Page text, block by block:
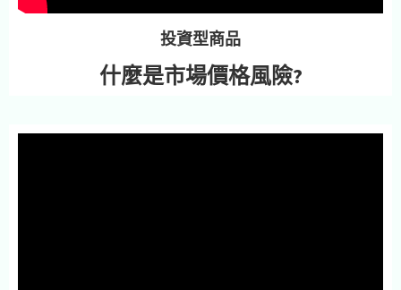
投資型商品
什麼是市場價格風險?